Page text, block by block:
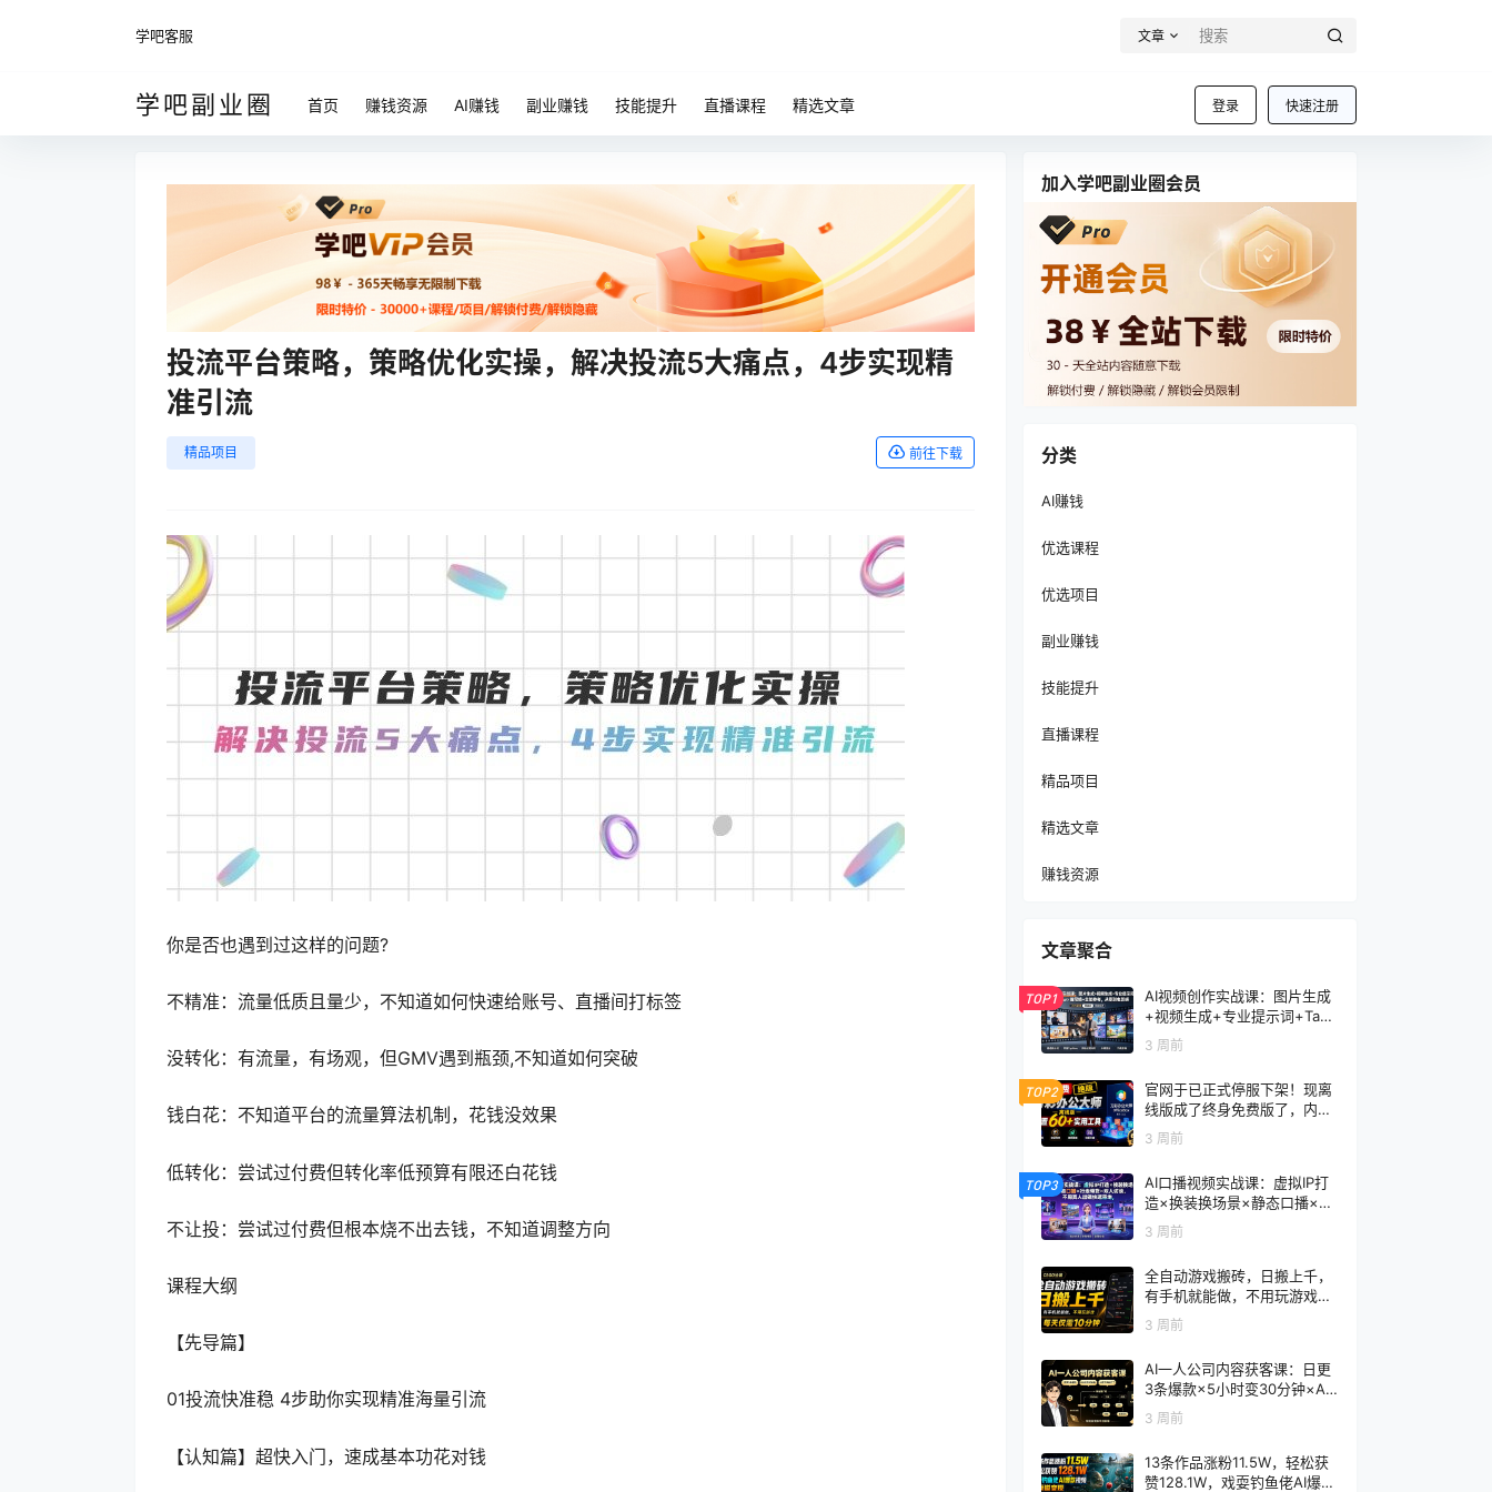
学吧客服 文章
学吧副业圈 登录 快速注册
首页 赚钱资源 AI赚钱 副业赚钱 技能提升 直播课程 精选文章
投流平台策略，策略优化实操，解决投流5大痛点，4步实现精
准引流
精品项目 前往下载
你是否也遇到过这样的问题?
不精准：流量低质且量少，不知道如何快速给账号、直播间打标签
没转化：有流量，有场观，但GMV遇到瓶颈,不知道如何突破
钱白花：不知道平台的流量算法机制，花钱没效果
低转化：尝试过付费但转化率低预算有限还白花钱
不让投：尝试过付费但根本烧不出去钱，不知道调整方向
课程大纲
【先导篇】
01投流快准稳 4步助你实现精准海量引流
【认知篇】超快入门，速成基本功花对钱
加入学吧副业圈会员
分类
AI赚钱
优选课程
优选项目
副业赚钱
技能提升
直播课程
精品项目
精选文章
赚钱资源
文章聚合
TOP1
AI视频创作实战课：图片生成
+视频生成+专业提示词+TapN
ow×首尾帧+全能参考，从零
到电影感成片
3 周前
TOP2
官网于已正式停服下架！现离
线版成了终身免费版了，内置
60+实用工具 万彩办公大师离
线版 OfficeBox
3 周前
TOP3
AI口播视频实战课：虚拟IP打
造×换装换场景×静态口播×行
走带货×双人访谈，不用真人
出镜快速落地
3 周前
全自动游戏搬砖，日搬上千，
有手机就能做，不用玩游戏，
每天仅需10分钟
3 周前
AI一人公司内容获客课：日更
3条爆款×5小时变30分钟×AI
员工自动打工，轻松实现多平
台获客
3 周前
13条作品涨粉11.5W，轻松获
赞128.1W，戏耍钓鱼佬AI爆款